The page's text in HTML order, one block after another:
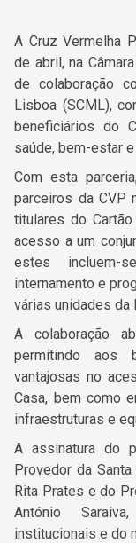
A Cruz Vermelha
de abril, na
de colaboração
Lisboa (SCML),
beneficiários do
saúde, bem-estar
Com esta
parceiros da CVP
titulares do
acesso a um
estes incluem-
internamento e
várias unidades da
A colaboração
permitindo aos
vantajosas no
Casa, bem como
infraestruturas e
A assinatura do
Provedor da Santa
Rita Prates e do
António Saraiva,
institucionais e do